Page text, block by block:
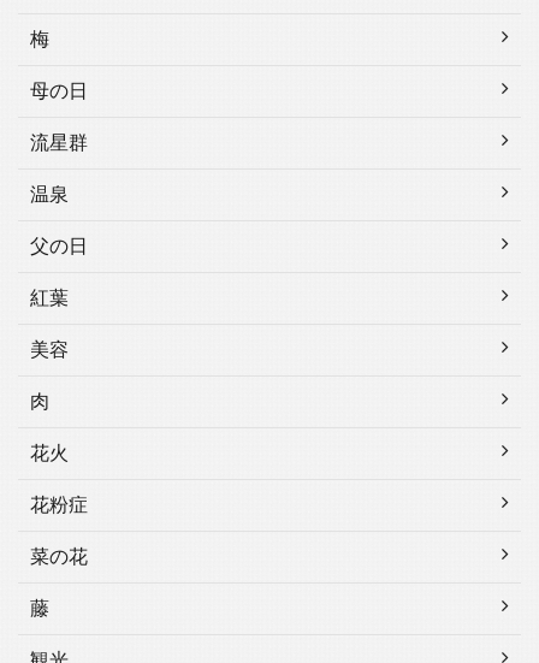
梅
母の日
流星群
温泉
父の日
紅葉
美容
肉
花火
花粉症
菜の花
藤